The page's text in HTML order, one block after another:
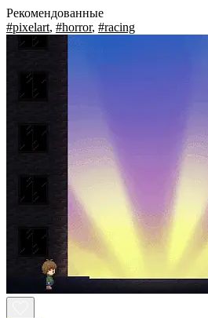
Рекомендованные
#pixelart, #horror, #racing